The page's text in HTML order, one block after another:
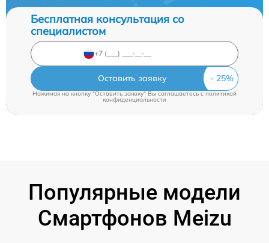
Бесплатная консультация со
специалистом
Оставить заявку
Нажимая на кнопку "Оставить заявку" Вы соглашаетесь cполитикой
конфиденциальности
Популярные модели
Смартфонов Meizu